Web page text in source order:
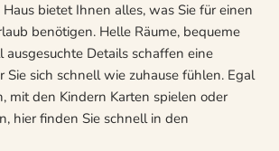
bietet Ihnen alles, was Sie für einen
benötigen. Helle Räume, bequeme
ausgesuchte Details schaffen eine
Sie sich schnell wie zuhause fühlen. Egal
mit den Kindern Karten spielen oder
hier finden Sie schnell in den